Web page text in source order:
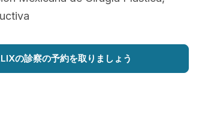
の診察の予約を取りましょう